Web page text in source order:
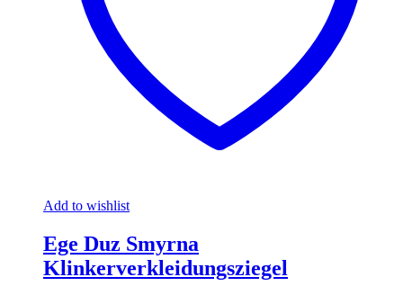
Add to wishlist
Ege Duz Smyrna
Klinkerverkleidungsziegel